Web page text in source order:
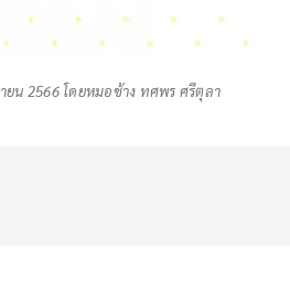
น 2566 โดยหมอช้าง ทศพร ศรีตุลา